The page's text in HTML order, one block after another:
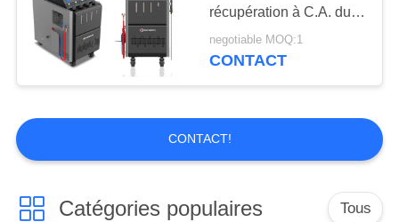
récupération à C.A. du
gris X571 avec Mini Can
negotiable MOQ:1
CONTACT
CONTACT!
Catégories populaires Tous